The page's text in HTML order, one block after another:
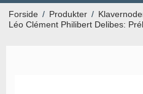
Forside / Produkter /
Léo Clément Philibert Delibes: